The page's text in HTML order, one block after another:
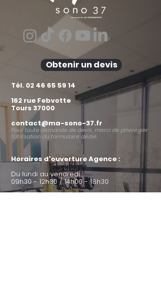
Obtenir un devis
Tél. 02 46 65 59 14
162 rue Febvotte
Tours 37000
contact@ma-sono-37.fr
Pour toute demande de devis, merci de privilégier
l’utilisation du formulaire dédié.
Horaires d'ouverture Agence :
Du lundi au vendredi :
09h30 - 12h30 / 14h00 - 18h30